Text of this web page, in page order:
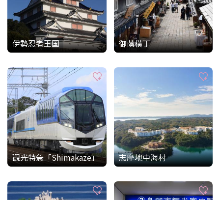
伊勢忍者王国 御蔭橫丁
觀光特急「Shimakaze」 志摩地中海村